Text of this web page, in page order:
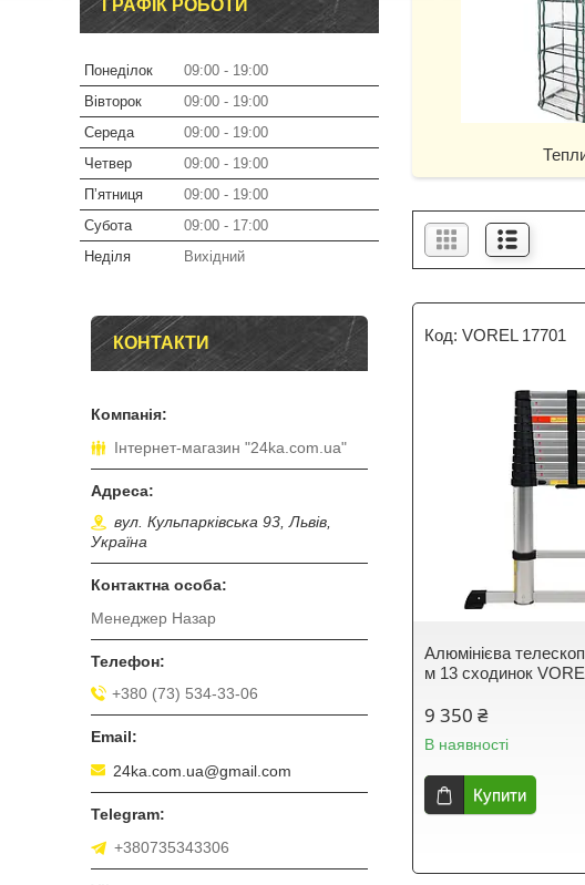
VOREL 17701
Алюмінієва
м 13 сходинок
9 350 ₴
В наявності
Купити
ГРАФІК РОБОТИ
Понеділок 09:00
19:00
Вівторок
09:00
19:00
Середа
09:00
19:00
Четвер
09:00
19:00
Пʼятниця
09:00
19:00
Субота
09:00
17:00
Неділя
Вихідний
КОНТАКТИ
Інтернет-магазин "24ka.com.ua"
вул. Кульпарківська 93, Львів,
Україна
Менеджер Назар
+380 (73) 534-33-06
24ka.com.ua@gmail.com
+380735343306